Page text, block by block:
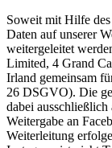
Soweit mit Hilfe des
Daten auf unserer
weitergeleitet
Limited, 4 Grand
Irland gemeinsam
26 DSGVO). Die
dabei
Weitergabe an
Weiterleitung